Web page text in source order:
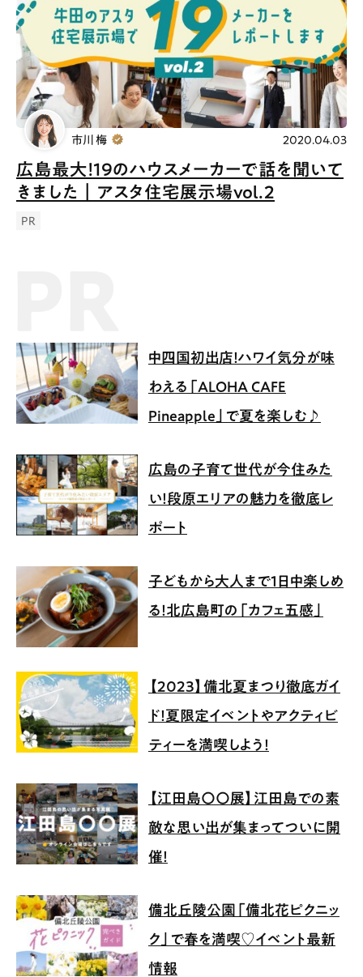
広島最大！19のハウスメーカーで話を聞いて
きました｜アスタ住宅展示場vol.2
PR
市川 梅 2020.04.03
中四国初出店！ハワイ気分が味
わえる「ALOHA CAFE
Pineapple」で夏を楽しむ♪
広島の子育て世代が今住みた
い！段原エリアの魅力を徹底レ
ポート
子どもから大人まで1日中楽しめ
る！北広島町の「カフェ五感」
【2023】備北夏まつり徹底ガイ
ド！夏限定イベントやアクティビ
ティーを満喫しよう！
【江田島〇〇展】江田島での素
敵な思い出が集まってついに開
催！
備北丘陵公園「備北花ピクニッ
ク」で春を満喫♡イベント最新
情報